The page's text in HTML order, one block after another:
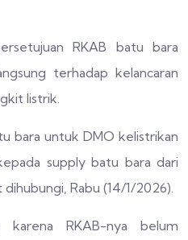
RKAB batu bara
terhadap kelancaran
listrik.
bara untuk DMO kelistrikan
supply batu bara dari
Rabu (14/1/2026).
karena RKAB-nya belum